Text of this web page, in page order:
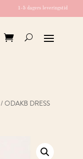
1-5 dagers leveringstid
ODAKB DRESS